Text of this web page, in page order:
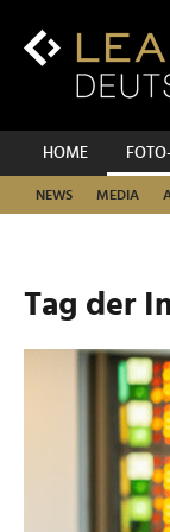
Inhalt
Hauptnavigation
HOME
NEWS MEDIA
Tag der